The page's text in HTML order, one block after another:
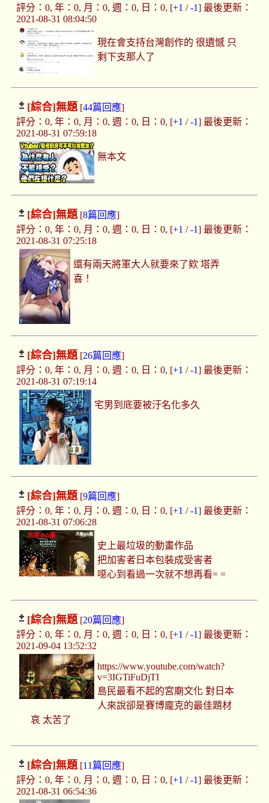
評分：0, 年：0, 月：0, 週：0, 日：0, [+1 /-1] 最後更新：
2021-08-31 08:04:50
現在會支持台灣創作的 很遺憾 只
剩下支那人了
[綜合]無題[44篇回應]
評分：0, 年：0, 月：0, 週：0, 日：0, [+1 /-1] 最後更新：
2021-08-31 07:59:18
無本文
[綜合]無題[8篇回應]
評分：0, 年：0, 月：0, 週：0, 日：0, [+1 /-1] 最後更新：
2021-08-31 07:25:18
還有兩天將軍大人就要來了欸 塔弄
喜！
[綜合]無題[26篇回應]
評分：0, 年：0, 月：0, 週：0, 日：0, [+1 /-1] 最後更新：
2021-08-31 07:19:14
宅男到底要被汙名化多久
[綜合]無題[9篇回應]
評分：0, 年：0, 月：0, 週：0, 日：0, [+1 /-1] 最後更新：
2021-08-31 07:06:28
史上最垃圾的動畫作品
把加害者日本包裝成受害者
噁心到看過一次就不想再看= =
[綜合]無題[20篇回應]
評分：0, 年：0, 月：0, 週：0, 日：0, [+1 /-1] 最後更新：
2021-09-04 13:52:32
https://www.youtube.com/watch?
v=3IGTiFuDjTI
島民最看不起的宮廟文化 對日本
人來說卻是賽博龐克的最佳題材
哀 太苦了
[綜合]無題[11篇回應]
評分：0, 年：0, 月：0, 週：0, 日：0, [+1 /-1] 最後更新：
2021-08-31 06:54:36